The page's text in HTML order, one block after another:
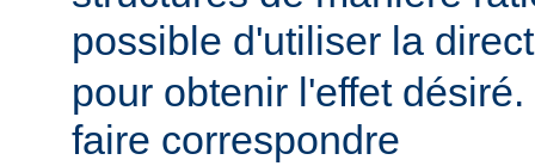
possible d'utiliser la
pour obtenir l'effet
faire correspondre